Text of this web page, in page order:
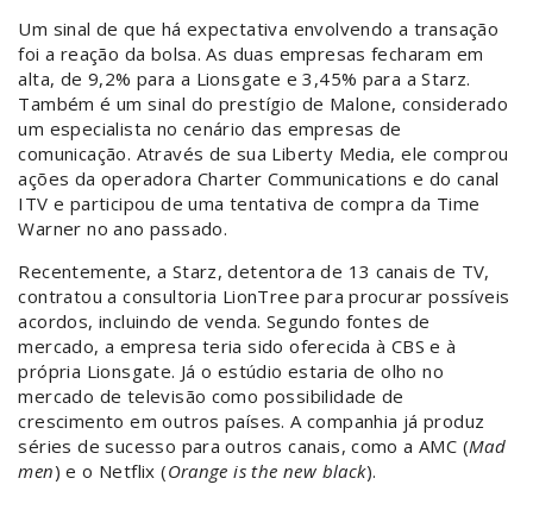
Um sinal de que há expectativa envolvendo a transação
foi a reação da bolsa. As duas empresas fecharam em
alta, de 9,2% para a Lionsgate e 3,45% para a Starz.
Também é um sinal do prestígio de Malone, considerado
um especialista no cenário das empresas de
comunicação. Através de sua Liberty Media, ele comprou
ações da operadora Charter Communications e do canal
ITV e participou de uma tentativa de compra da Time
Warner no ano passado.
Recentemente, a Starz, detentora de 13 canais de TV,
contratou a consultoria LionTree para procurar possíveis
acordos, incluindo de venda. Segundo fontes de
mercado, a empresa teria sido oferecida à CBS e à
própria Lionsgate. Já o estúdio estaria de olho no
mercado de televisão como possibilidade de
crescimento em outros países. A companhia já produz
séries de sucesso para outros canais, como a AMC (Mad
men) e o Netflix (Orange is the new black).